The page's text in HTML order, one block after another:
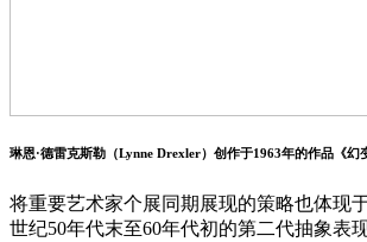
琳恩·德雷克斯勒（Lynne Drexler）创作于1963年的作品《幻
将重要艺术家个展同期展现的策略也体现
世纪50年代末至60年代初的第二代抽象表